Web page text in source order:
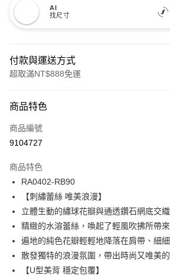
AI
找尺寸
付款與運送方式
超取滿NT$888免運
信用卡一次付款
信用卡分期付款
合作金庫商業銀行
華南商業銀行
上海商業儲蓄銀行
國泰世華商業銀行
兆豐國
臺灣中小企業銀行
台中商
匯豐（台灣）商業銀行
華泰商
聯邦商業銀行
遠東國
元大商業銀行
永豐商
玉山商業銀行
LINE Pay
Apple Pay
悠遊付
商品特色
商品編號
9104727
商品特色
RA0402-RB90
【刺繡蕾絲 唯美浪漫】
立體生動的繡球花瓣與通透鑽石網底交
精緻的水溶蕾絲，喚起了輕風吹拂所帶
遍地的純色花瓣輕輕地降落在肩帶、細
散發獨特的浪漫氛圍，帶出時尚又唯美的
【U型美背 穩定包覆】